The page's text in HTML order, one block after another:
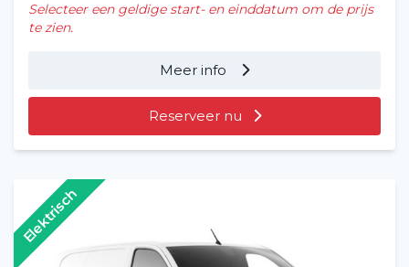
Selecteer een geldige start- en einddatum om de prijs
te zien.
Meer info
Reserveer nu
Elektrisch